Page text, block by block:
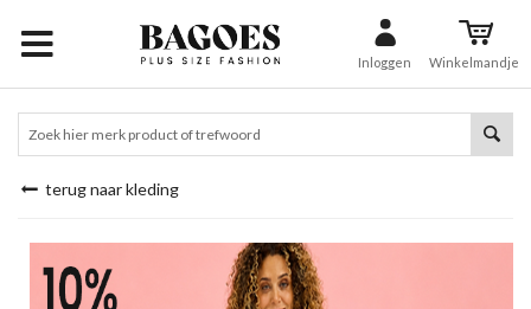
Inloggen Winkelmandje
terug naar kleding